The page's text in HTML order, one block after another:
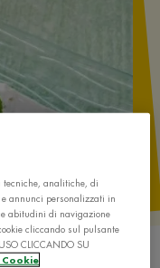
analitiche, di
annunci personalizzati in
abitudini di navigazione
cliccando sul pulsante
CLICCANDO SU
Cookie